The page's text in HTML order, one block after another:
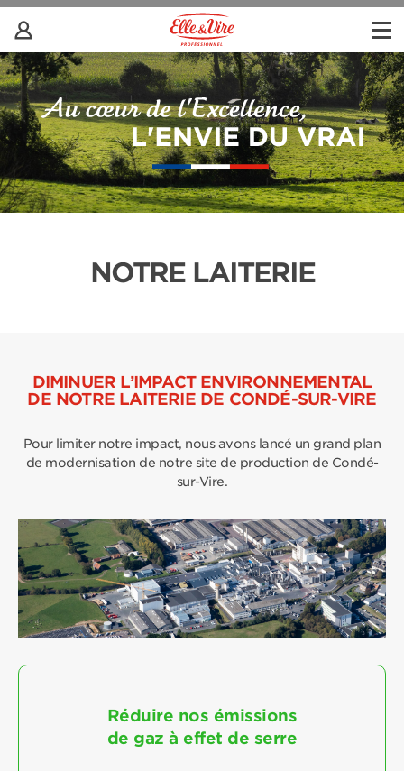
NOTRE LAITERIE
DIMINUER L’IMPACT ENVIRONNEMENTAL
DE NOTRE LAITERIE DE CONDÉ-SUR-VIRE
Pour limiter notre impact, nous avons lancé un grand plan
de modernisation de notre site de production de Condé-
sur-Vire.
Réduire nos émissions
de gaz à effet de serre